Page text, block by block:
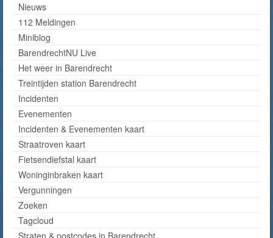
Nieuws
112 Meldingen
Miniblog
BarendrechtNU Live
Het weer in Barendrecht
Treintijden station Barendrecht
Incidenten
Evenementen
Incidenten & Evenementen kaart
Straatroven kaart
Fietsendiefstal kaart
Woninginbraken kaart
Vergunningen
Zoeken
Tagcloud
Straten & postcodes in Barendrecht